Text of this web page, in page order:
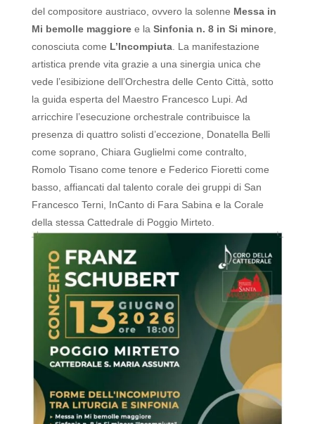
del compositore austriaco, ovvero la solenne Messa in
Mi bemolle maggioree la Sinfonia n. 8 in Si minore,
conosciuta come L’Incompiuta. La manifestazione
artistica prende vita grazie a una sinergia unica che
vede l’esibizione dell’Orchestra delle Cento Città, sotto
la guida esperta del Maestro Francesco Lupi. Ad
arricchire l’esecuzione orchestrale contribuisce la
presenza di quattro solisti d’eccezione, Donatella Belli
come soprano, Chiara Guglielmi come contralto,
Romolo Tisano come tenore e Federico Fioretti come
basso, affiancati dal talento corale dei gruppi di San
Francesco Terni, InCanto di Fara Sabina e la Corale
della stessa Cattedrale di Poggio Mirteto.